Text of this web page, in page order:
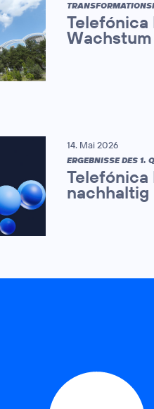
14. Mai 2026
ERGEBNISSE DES 1.